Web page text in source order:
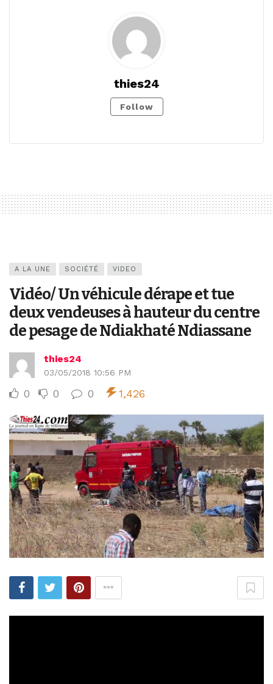
thies24
Follow
A LA UNE SOCIÉTÉ VIDEO
Vidéo/ Un véhicule dérape et tue
deux vendeuses à hauteur du centre
de pesage de Ndiakhaté Ndiassane
thies24
03/05/2018 10:56 PM
0 0 0 1,426